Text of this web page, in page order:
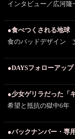
インタビュー／広河隆
●食べつくされる地球
食のバッドデザイン
●DAYSフォローアッ
●少女ゲリラだった「
希望と抵抗の獄中6年
●バックナンバー・専